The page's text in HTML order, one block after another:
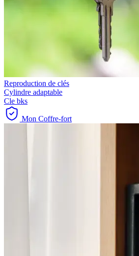
Reproduction de clés
Cylindre adaptable
Cle bks
Mon Coffre-fort